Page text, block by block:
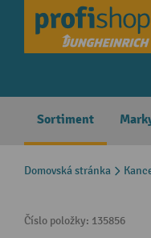
Skip to main
Sortiment
Domovská stránka
Číslo položky: 135856